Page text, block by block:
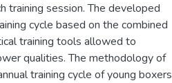
training session. The developed
cycle based on the combined
training tools allowed to
qualities. The methodology of
training cycle of young boxers